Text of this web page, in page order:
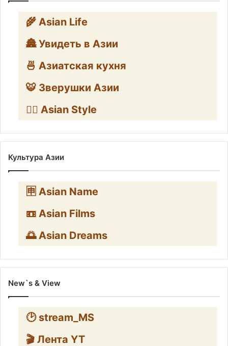
🌾 Asian Life
🏯 Увидеть в Азии
🍜 Азиатская кухня
🐯 Зверушки Азии
🧛‍♂️ Asian Style
Культура Азии
🈸 Asian Name
📼 Asian Films
🌅 Asian Dreams
New`s & View
🕑 stream_MS
🎬 Лента YT